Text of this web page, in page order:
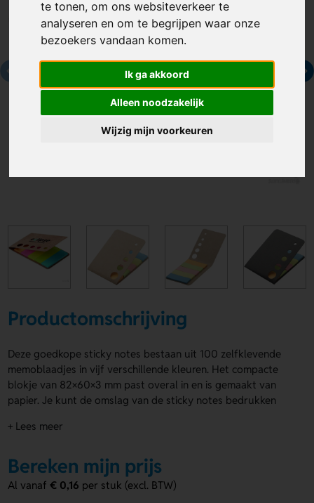
te tonen, om ons websiteverkeer te
analyseren en om te begrijpen waar onze
bezoekers vandaan komen.
Ik ga akkoord
Alleen noodzakelijk
Wijzig mijn voorkeuren
Productomschrijving
Deze goedkope sticky notes bestaan uit 100 zelfklevende
memoblaadjes in vijf verschillende kleuren. Het compacte
blokje van 82×60×3 mm past overal in en is gemaakt van
papier. Je kunt de omslag van de sticky notes bedrukken
sticky notes zijn ideaal om jouw merk zichtbaar te maken op
Voordelen van de goedkope sticky
notes
+ Lees meer
Bereken mijn prijs
Al vanaf€ 0,16 per stuk (excl. BTW)